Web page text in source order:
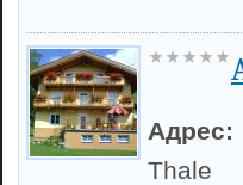
Адрес:
Thale